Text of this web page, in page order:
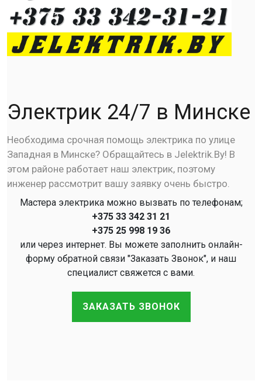
Электрик 24/7 в Минске
Необходима срочная помощь электрика по улице
Западная в Минске? Обращайтесь в Jelektrik.By! В
этом районе работает наш электрик, поэтому
инженер рассмотрит вашу заявку очень быстро.
Мастера электрика можно вызвать по телефонам;
+375 33 342 31 21
+375 25 998 19 36
или через интернет. Вы можете заполнить онлайн-
форму обратной связи "Заказать Звонок", и наш
специалист свяжется с вами.
ЗАКАЗАТЬ ЗВОНОК